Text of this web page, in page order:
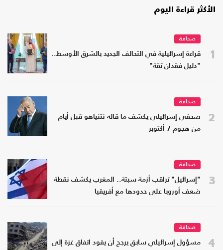
الأكثر قراءة اليوم
1
صحافة
قراءة إسرائيلية في التحالف الجديد بالشرق الأوسط..
"دليل فقدان ثقة"
2
صحافة
صحفي إسرائيلي يكشف ما قاله نتنياهو قبل أيام
من هجوم 7 أكتوبر
3
صحافة
"إسرائيل" تراقب أزمة سبتة.. المغرب يكشف نقطة
ضعف أوروبا على حدودها مع أفريقيا
4
صحافة
مسؤول إسرائيلي سابق يرجح أن يقود اتفاق غزة إلى